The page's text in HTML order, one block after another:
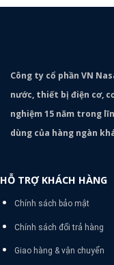
Công ty cổ phần VN
nước, thiết bị điện cơ,
nghiệm 15 năm trong
dùng của hàng ngàn
HỖ TRỢ KHÁCH HÀNG
Chính sách bảo mật
Chính sách đổi trả hàng
Giao hàng & vận chuyển